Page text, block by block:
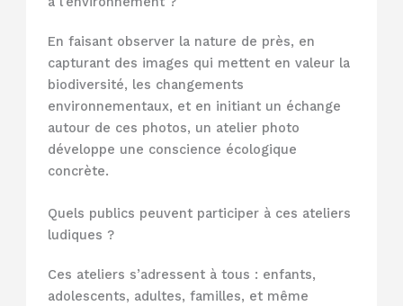
En faisant observer la nature de près, en
capturant des images qui mettent en valeur la
biodiversité, les changements
environnementaux, et en initiant un échange
autour de ces photos, un atelier photo
développe une conscience écologique
concrète.
Quels publics peuvent participer à ces ateliers
ludiques ?
Ces ateliers s’adressent à tous : enfants,
adolescents, adultes, familles, et même